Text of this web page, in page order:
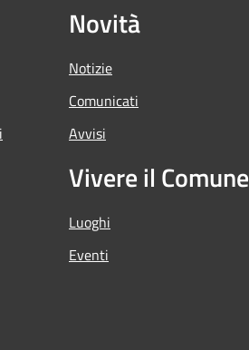
Novità
Notizie
Comunicati
Avvisi
Vivere il Comune
Luoghi
Eventi